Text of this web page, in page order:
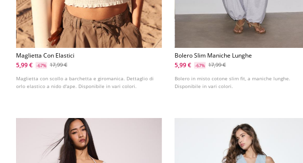
Maglietta Con Elastici
5,99 €
-67% 17,99 €
Maglietta con scollo a barchetta e giromanica. Dettaglio di
orlo elastico a nido d'ape. Disponibile in vari colori.
Bolero Slim Maniche Lunghe
5,99 €
-67% 17,99 €
Bolero in misto cotone slim fit, a maniche lunghe.
Disponibile in vari colori.